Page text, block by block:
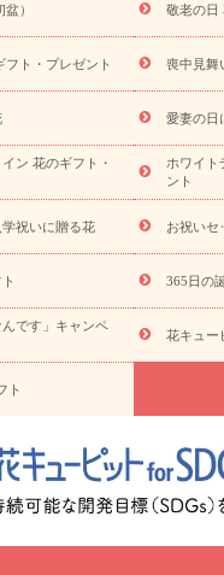
盆）
お祝い返
ネス用 ご自宅用 観葉
ー
スタイルから探す
お祝い お供え・お悔
胡蝶蘭・お祝い ミディ
観葉植物 観葉植物 産直
い お供え・お悔やみ
チギフト（hanamore -ハナ
ーピットのeGfit カラー
お花の種類 バラ ユリ
お祝い お祝い・3000円～
円～ お祝い・7000円～
み
お供え・お悔やみ・
お供え・お悔やみ・
365日の誕生花カ
お祝
ーピットのお祝いコラム一覧
方法
結婚祝いの予算相場
ナー基礎知識
ペットの
花（フラスタ）のマナー
お祝い花
） 敬老の日
フト・プレゼント 喪中見舞
愛妻の日
ン 花のギフト・
ホワイト
ント
祝いに贈る花 お祝いセ
365日の
んです」キャンペ
花キュー
ト